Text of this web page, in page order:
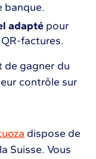
banque.
adapté pour
factures.
de gagner du
contrôle sur
dispose de
Suisse. Vous